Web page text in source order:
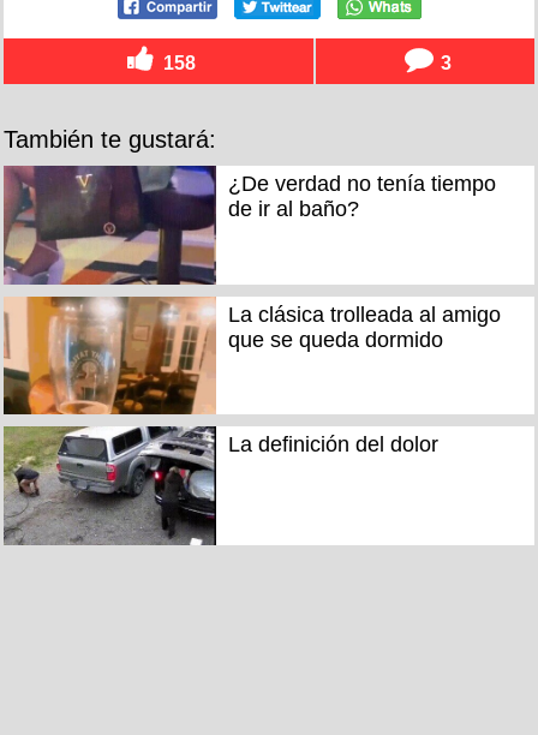
158 3
También te gustará:
¿De verdad no tenía tiempo
de ir al baño?
La clásica trolleada al amigo
que se queda dormido
La definición del dolor